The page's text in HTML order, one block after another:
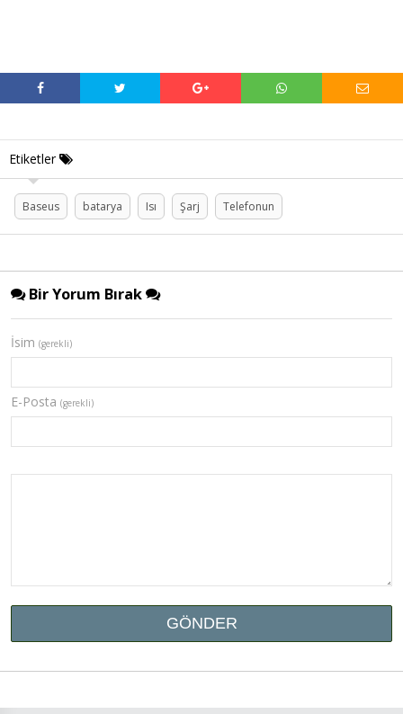
Etiketler
Baseus batarya Isı Şarj Telefonun
Bir Yorum Bırak
İsim (gerekli)
E-Posta (gerekli)